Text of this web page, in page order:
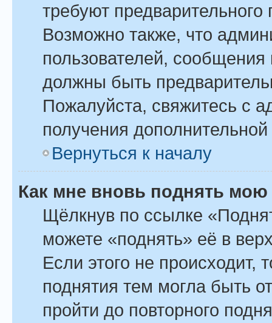
требуют
Возможно также, что
пользователей,
должны быть
Пожалуйста, свяжитесь с
получения
Вернуться к началу
Как мне вновь поднять мою
Щёлкнув по ссылке
можете «поднять» её в
Если этого не происходит,
поднятия тем могла быть
пройти до повторного